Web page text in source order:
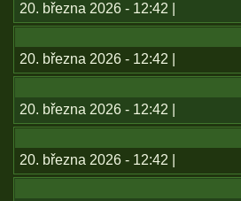
20. března 2026 - 12:42 |
20. března 2026 - 12:42 |
20. března 2026 - 12:42 |
20. března 2026 - 12:42 |